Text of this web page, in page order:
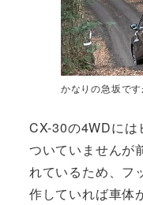
かなりの急坂で
CX-30の4WDには
ついていませんが
れているため、フ
作していれば車体